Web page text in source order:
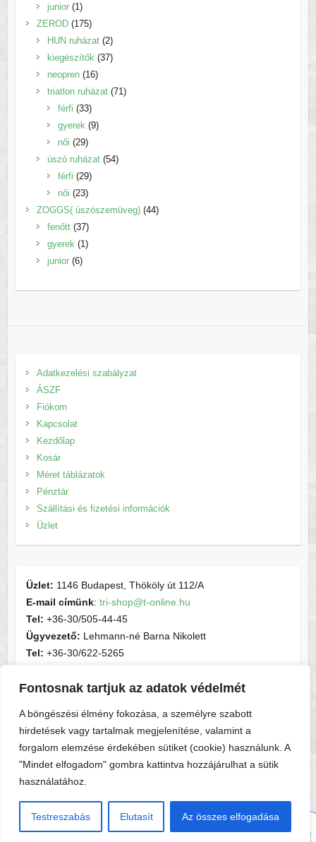
Fontosnak tartjuk az adatok védelmét
A böngészési élmény fokozása, a személyre szabott
hirdetések vagy tartalmak megjelenítése, valamint a
forgalom elemzése érdekében sütiket (cookie) használunk. A
"Mindet elfogadom" gombra kattintva hozzájárulhat a sütik
használatához.
Testreszabás Elutasít Az összes elfogadása
junior 11
termék
ZEROD 175175
termék
HUN ruházat 22
termék
kiegészítők 3737
neopren 1616
termék
triatlon ruházat 7171
férfi 3333
termék
gyerek 99
női 2929
termék
úszó ruházat 5454
férfi 2929
termék
női 2323
termék
ZOGGS( úszószemüveg) 4444
fenőtt 3737
termék
gyerek 11
junior 66
Adatkezelési szabályzat
ÁSZF
Fiókom
Kapcsolat
Kezdőlap
Kosár
Méret táblázatok
Pénztár
Szállítási és fizetési információk
Üzlet
Üzlet: 1146 Budapest, Thököly út 112/A
E-mail címünk: tri-shop@t-online.hu
Tel: +36-30/505-44-45
Ügyvezető: Lehmann-né Barna Nikolett
Tel: +36-30/622-5265
Cégjegyzékszám:cg05-06-015156
Copyright © 2026Tri-shop . A sablont készítette:ColorlibMűködteti:WordPress